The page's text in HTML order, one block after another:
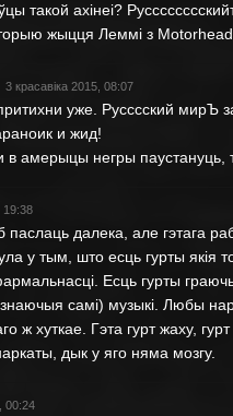
такой ахінеі?
жыцця Леммi з Motorhead
3 красавіка 2015, 08:07
уже. Русссский мирЪ
и жид!
в амерыцы негры паустануць,
19:38
далека, але гэтага
у тым, што есць гурты якiя
Есць гурты
самi) музыкi. Любы
ж хуткае. Гэта гурт жаху,
дык у яго няма мозгу.
00:24